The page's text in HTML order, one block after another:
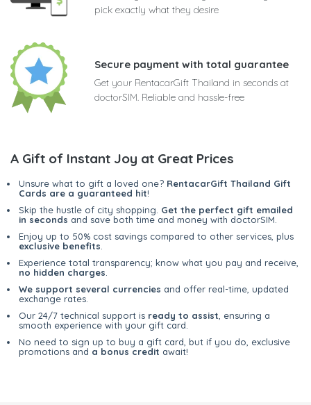
pick exactly what they desire
Secure payment with total guarantee
Get your RentacarGift Thailand in seconds at
doctorSIM. Reliable and hassle-free
A Gift of Instant Joy at Great Prices
Unsure what to gift a loved one? RentacarGift Thailand Gift
Cards are a guaranteed hit!
Skip the hustle of city shopping. Get the perfect gift emailed
in seconds and save both time and money with doctorSIM.
Enjoy up to 50% cost savings compared to other services, plus
exclusive benefits
Experience total transparency; know what you pay and receive,
no hidden charges
We support several currencies and offer real-time, updated
exchange rates.
Our 24/7 technical support is ready to assist , ensuring a
smooth experience with your gift card.
No need to sign up to buy a gift card, but if you do, exclusive
promotions and a bonus credit await!